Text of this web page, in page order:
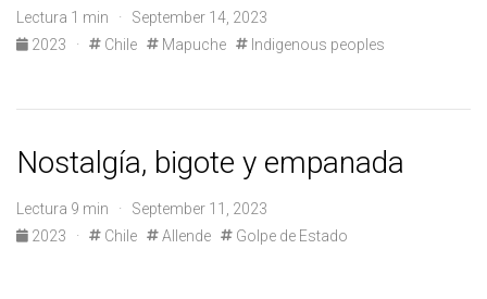
Lectura 1 min · September 14, 2023
2023
· Chile Mapuche Indigenous peoples
Nostalgía, bigote y empanada
Lectura 9 min · September 11, 2023
2023
· Chile Allende Golpe de Estado